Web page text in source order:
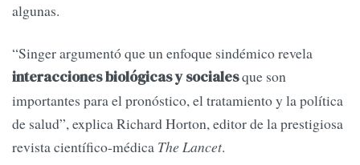
algunas.
“Singer argumentó que un enfoque sindémico revela
interacciones biológicas y socialesque son
importantes para el pronóstico, el tratamiento y la política
de salud”, explica Richard Horton, editor de la prestigiosa
revista científico-médica The Lancet.